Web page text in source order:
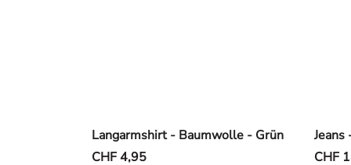
Langarmshirt - Baumwolle - Grün
CHF 4,95
CHF